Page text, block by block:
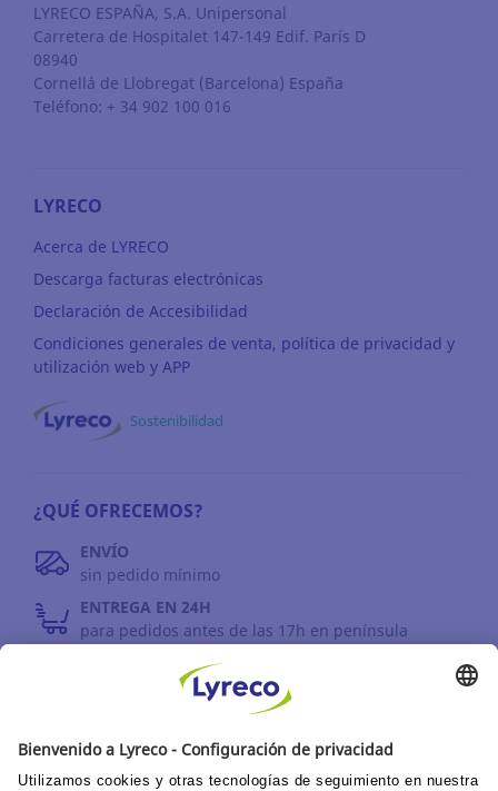
LYRECO ESPAÑA, S.A. Unipersonal
Carretera de Hospitalet 147-149 Edif. París D
08940
Cornellá de Llobregat (Barcelona) España
Teléfono: + 34 902 100 016
LYRECO
Acerca de LYRECO
Descarga facturas electrónicas
Declaración de Accesibilidad
Condiciones generales de venta, política de privacidad y
utilización web y APP
Sostenibilidad
¿QUÉ OFRECEMOS?
ENVÍO
sin pedido mínimo
ENTREGA EN 24H
para pedidos antes de las 17h en península
DEVOLUCIONES
antes de 30 días
INFORMACIÓN GENERAL